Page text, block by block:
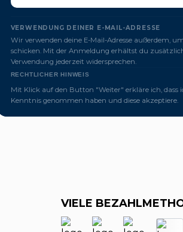
VERWENDUNG DEINER E-MAIL-ADRESSE
Wir verwenden deine E-Mail-Adresse außerdem,
schicken. Mit der Anmeldung erhältst du
Verwendung jederzeit widersprechen.
RECHTLICHER HINWEIS
Mit Klick auf den Button "Weiter" erkläre ich, dass
Kenntnis genommen haben und diese akzeptiere.
VIELE